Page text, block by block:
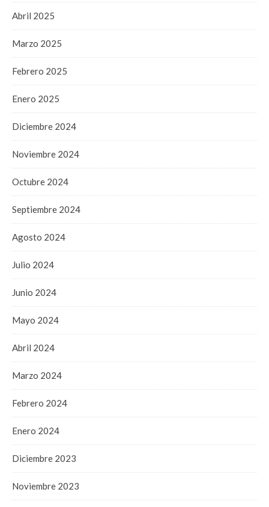
Abril 2025
Marzo 2025
Febrero 2025
Enero 2025
Diciembre 2024
Noviembre 2024
Octubre 2024
Septiembre 2024
Agosto 2024
Julio 2024
Junio 2024
Mayo 2024
Abril 2024
Marzo 2024
Febrero 2024
Enero 2024
Diciembre 2023
Noviembre 2023